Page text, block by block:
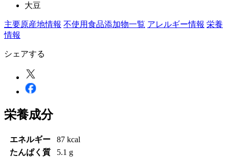
大豆
主要原産地情報 不使用食品添加物一覧 アレルギー情報 栄養
情報
シェアする
栄養成分
エネルギー
87 kcal
たんぱく質
5.1 g